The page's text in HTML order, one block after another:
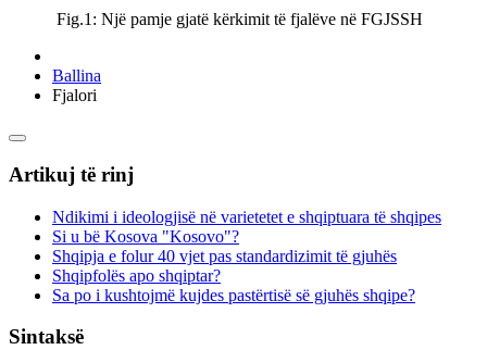
Fig.1: Një pamje gjatë kërkimit të fjalëve në FGJSSH
Ballina
Fjalori
Artikuj të rinj
Ndikimi i ideologjisë në varietetet e shqiptuara të shqipes
Si u bë Kosova "Kosovo"?
Shqipja e folur 40 vjet pas standardizimit të gjuhës
Shqipfolës apo shqiptar?
Sa po i kushtojmë kujdes pastërtisë së gjuhës shqipe?
Sintaksë